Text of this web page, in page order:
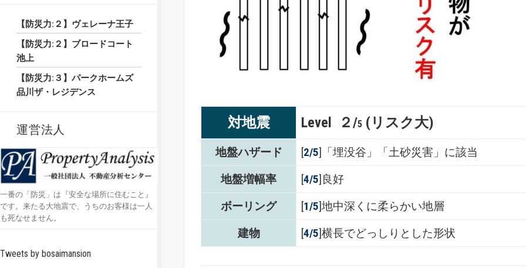
【防災力:２】ヴェレーナ王子
【防災力:２】ブロードコート
池上
【防災力:３】パークホームズ
品川ザ・レジデンス
運営法人
一番の「防災」は『安全な場所に住むこと』
です。来たる大地震で、うちのお客様は一人
も死なせません。
Tweets by bosaimansion
対地震 Level ２/5 (リスク大)
地盤ハザード [2/5]「埋没谷」「土砂災害」に該当
地盤増幅率
[4/5]良好
ボーリング
[1/5]地中深くに柔らかい地層
建物
[4/5]横長でどっしりとした形状